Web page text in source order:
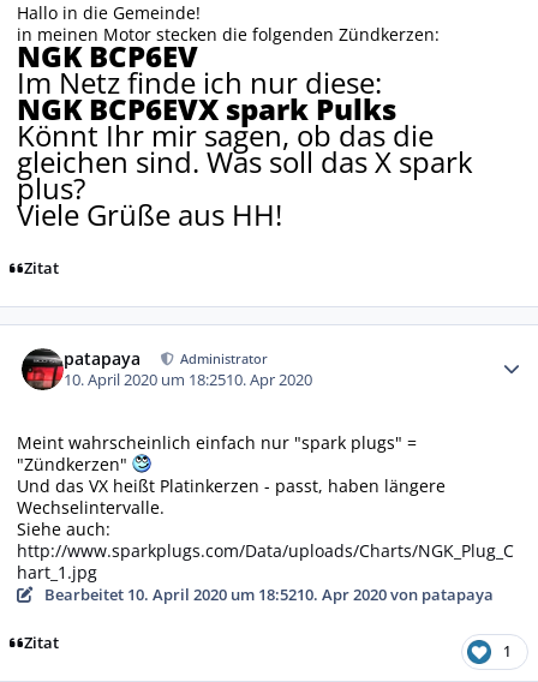
Hallo in die Gemeinde!
in meinen Motor stecken die folgenden Zündkerzen:
NGK BCP6EV
Im Netz finde ich nur diese:
NGK BCP6EVX spark Pulks
Könnt Ihr mir sagen, ob das die
gleichen sind. Was soll das X spark
plus?
Viele Grüße aus HH!
Zitat
patapaya Administrator
10. April 2020 um 18:2510. Apr 2020
Meint wahrscheinlich einfach nur "spark plugs" =
"Zündkerzen"
Und das VX heißt Platinkerzen - passt, haben längere
Wechselintervalle.
Siehe auch:
http://www.sparkplugs.com/Data/uploads/Charts/NGK_Plug_C
hart_1.jpg
Bearbeitet 10. April 2020 um 18:5210. Apr 2020von patapaya
Zitat 1